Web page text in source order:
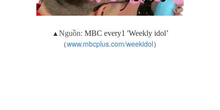
▲Nguồn: MBC every1 'Weekly idol’
（www.mbcplus.com/weekidol）